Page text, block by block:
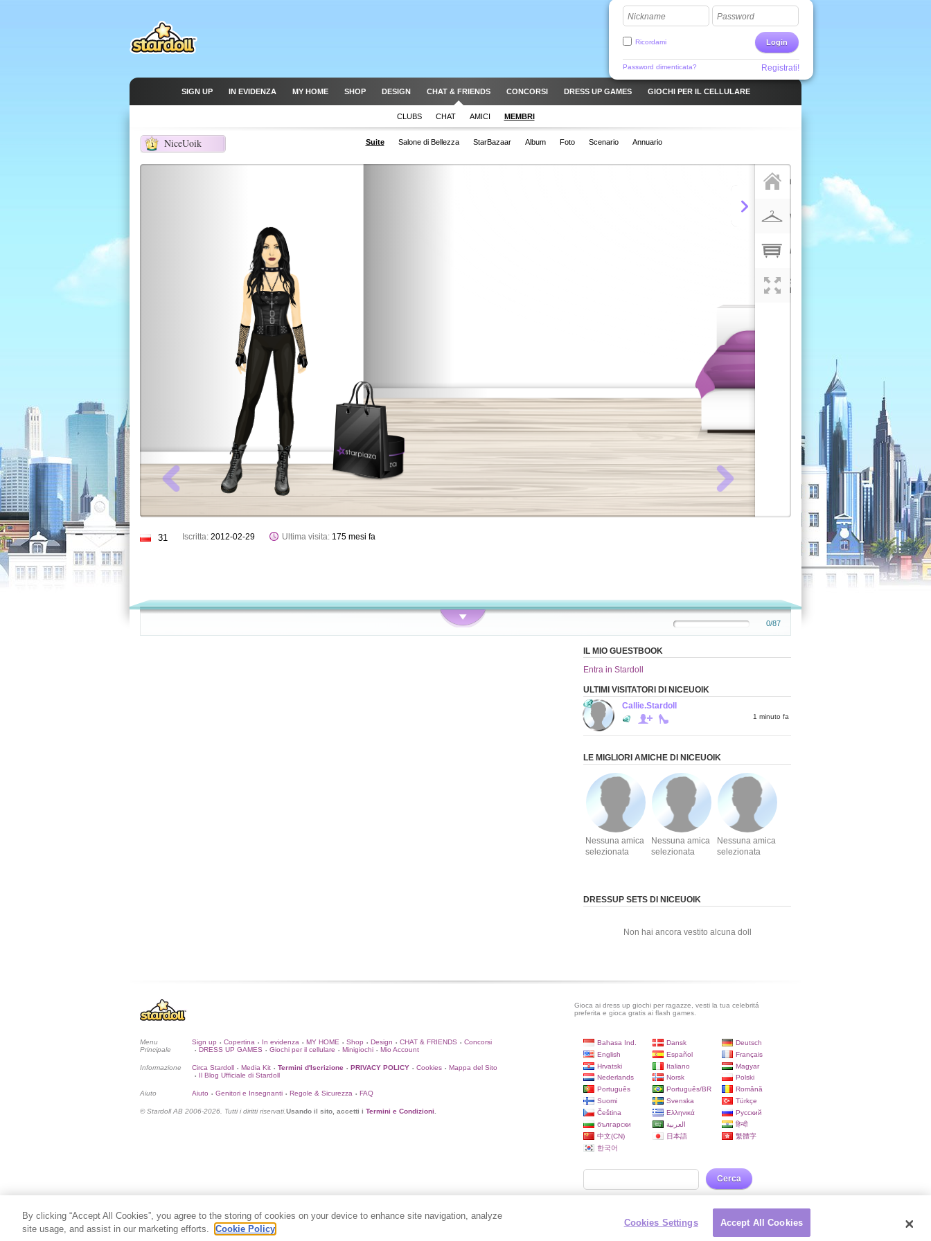
Nickname Password
Login
Ricordami
Password dimenticata? Registrati!
SIGN UP IN EVIDENZA MY HOME SHOP DESIGN CHAT & FRIENDS CONCORSI DRESS UP GAMES GIOCHI PER IL CELLULARE
CLUBS CHAT AMICI MEMBRI
NiceUoik
1 Suite Salone di Bellezza StarBazaar Album Foto Scenario Annuario
31 Iscritta: 2012-02-29 Ultima visita: 175 mesi fa
0/87
IL MIO GUESTBOOK
Entra in Stardoll
ULTIMI VISITATORI DI NICEUOIK
Callie.Stardoll
1 minuto fa
LE MIGLIORI AMICHE DI NICEUOIK
Nessuna amica
selezionata
Nessuna amica
selezionata
Nessuna amica
selezionata
DRESSUP SETS DI NICEUOIK
Non hai ancora vestito alcuna doll
Gioca ai dress up giochi per ragazze, vesti la tua celebritá
preferita e gioca gratis ai flash games.
Menu
Principale
Sign up • Copertina • In evidenza • MY HOME • Shop • Design • CHAT & FRIENDS • Concorsi
• DRESS UP GAMES • Giochi per il cellulare • Minigiochi • Mio Account
Informazione Circa Stardoll • Media Kit • Termini d'Iscrizione • PRIVACY POLICY • Cookies • Mappa del Sito
• Il Blog Ufficiale di Stardoll
Aiuto Aiuto • Genitori e Insegnanti • Regole & Sicurezza • FAQ
© Stardoll AB 2006-2026. Tutti i diritti riservati.Usando il sito, accetti i Termini e Condizioni
Bahasa Ind. Dansk
Deutsch
English
Español
Français
Hrvatski
Italiano
Magyar
Nederlands
Norsk
Polski
Português
Português/BR
Română
Suomi
Svenska
Türkçe
Čeština
Ελληνικά
Русский
български
العربية
हिन्दी
中文(CN)
日本語
繁體字
한국어
Cerca
By clicking “Accept All Cookies”, you agree to the storing of cookies on your device to enhance site navigation, analyze
site usage, and assist in our marketing efforts.
Cookie Policy
Cookies Settings Accept All Cookies